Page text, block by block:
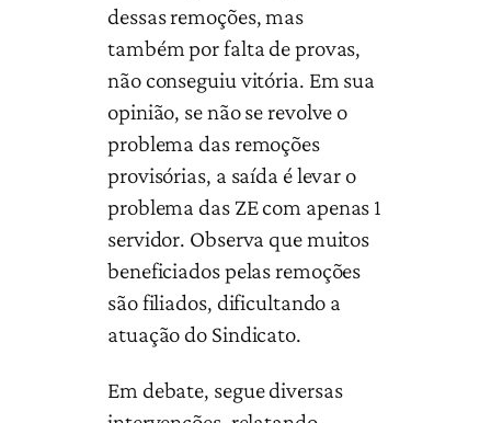
dessas remoções, mas
também por falta de provas,
não conseguiu vitória. Em sua
opinião, se não se revolve o
problema das remoções
provisórias, a saída é levar o
problema das ZE com apenas 1
servidor. Observa que muitos
beneficiados pelas remoções
são filiados, dificultando a
atuação do Sindicato.
Em debate, segue diversas